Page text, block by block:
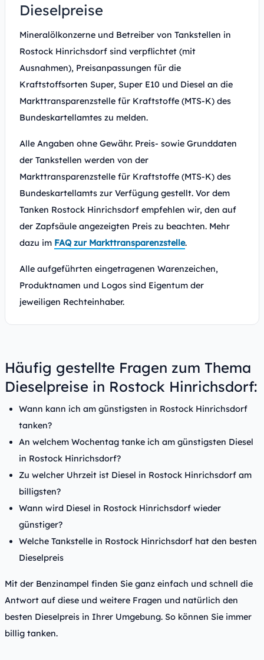
Dieselpreise
Mineralölkonzerne und Betreiber von Tankstellen in
Rostock Hinrichsdorf sind verpflichtet (mit
Ausnahmen), Preisanpassungen für die
Kraftstoffsorten Super, Super E10 und Diesel an die
Markttransparenzstelle für Kraftstoffe (MTS-K) des
Bundeskartellamtes zu melden.
Alle Angaben ohne Gewähr. Preis- sowie Grunddaten
der Tankstellen werden von der
Markttransparenzstelle für Kraftstoffe (MTS-K) des
Bundeskartellamts zur Verfügung gestellt. Vor dem
Tanken Rostock Hinrichsdorf empfehlen wir, den auf
der Zapfsäule angezeigten Preis zu beachten. Mehr
dazu im FAQ zur Markttransparenzstelle.
Alle aufgeführten eingetragenen Warenzeichen,
Produktnamen und Logos sind Eigentum der
jeweiligen Rechteinhaber.
Häufig gestellte Fragen zum Thema
Dieselpreise in Rostock Hinrichsdorf:
Wann kann ich am günstigsten in Rostock Hinrichsdorf
tanken?
An welchem Wochentag tanke ich am günstigsten Diesel
in Rostock Hinrichsdorf?
Zu welcher Uhrzeit ist Diesel in Rostock Hinrichsdorf am
billigsten?
Wann wird Diesel in Rostock Hinrichsdorf wieder
günstiger?
Welche Tankstelle in Rostock Hinrichsdorf hat den besten
Dieselpreis
Mit der Benzinampel finden Sie ganz einfach und schnell die
Antwort auf diese und weitere Fragen und natürlich den
besten Dieselpreis in Ihrer Umgebung. So können Sie immer
billig tanken.